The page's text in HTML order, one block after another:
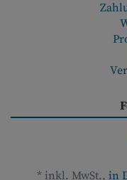
* inkl. MwSt., in